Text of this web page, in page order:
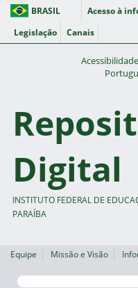
BRASIL Acesso à
Legislação
Canais
Acessibilidade
Digital
INSTITUTO FEDERAL DE
PARAÍBA
Equipe Missão e Visão